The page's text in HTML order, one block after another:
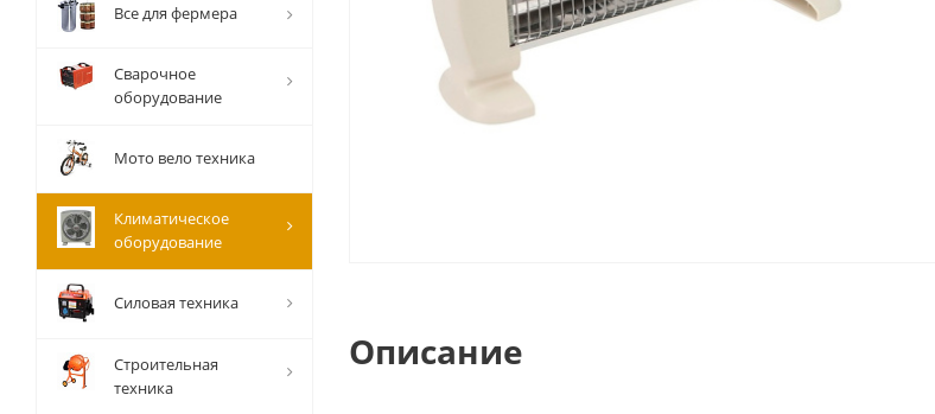
Описание
Все для фермера
Сварочное
оборудование
Мото вело техника
Климатическое
оборудование
Силовая техника
Строительная
техника